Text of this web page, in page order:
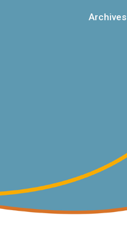
Archives